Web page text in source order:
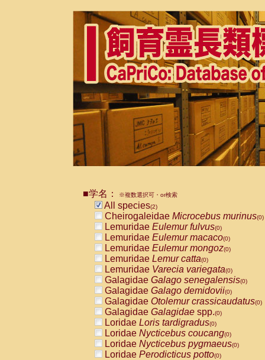
■学名： ※複数選択可・or検索
All species(2)
Cheirogaleidae Microcebus murinus(0)
Lemuridae Eulemur fulvus(0)
Lemuridae Eulemur macaco(0)
Lemuridae Eulemur mongoz(0)
Lemuridae Lemur catta(0)
Lemuridae Varecia variegata(0)
Galagidae Galago senegalensis(0)
Galagidae Galago demidovii(0)
Galagidae Otolemur crassicaudatus(0)
Galagidae Galagidae spp.(0)
Loridae Loris tardigradus(0)
Loridae Nycticebus coucang(0)
Loridae Nycticebus pygmaeus(0)
Loridae Perodicticus potto(0)